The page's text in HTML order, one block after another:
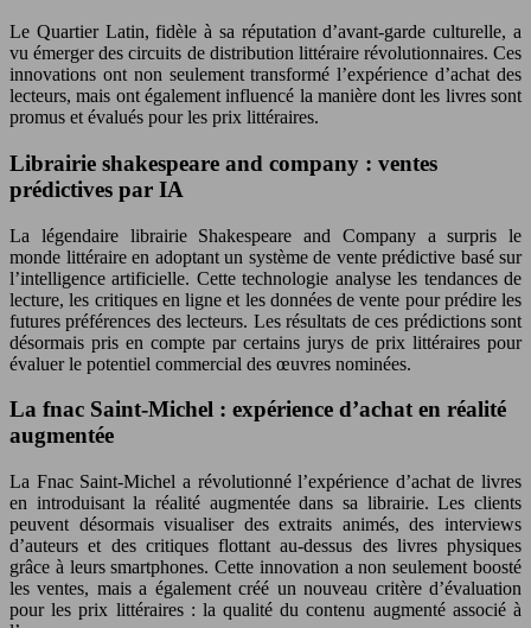
Le Quartier Latin, fidèle à sa réputation d’avant-garde culturelle, a
vu émerger des circuits de distribution littéraire révolutionnaires. Ces
innovations ont non seulement transformé l’expérience d’achat des
lecteurs, mais ont également influencé la manière dont les livres sont
promus et évalués pour les prix littéraires.
Librairie shakespeare and company : ventes
prédictives par IA
La légendaire librairie Shakespeare and Company a surpris le
monde littéraire en adoptant un système de vente prédictive basé sur
l’intelligence artificielle. Cette technologie analyse les tendances de
lecture, les critiques en ligne et les données de vente pour prédire les
futures préférences des lecteurs. Les résultats de ces prédictions sont
désormais pris en compte par certains jurys de prix littéraires pour
évaluer le potentiel commercial des œuvres nominées.
La fnac Saint-Michel : expérience d’achat en réalité
augmentée
La Fnac Saint-Michel a révolutionné l’expérience d’achat de livres
en introduisant la réalité augmentée dans sa librairie. Les clients
peuvent désormais visualiser des extraits animés, des interviews
d’auteurs et des critiques flottant au-dessus des livres physiques
grâce à leurs smartphones. Cette innovation a non seulement boosté
les ventes, mais a également créé un nouveau critère d’évaluation
pour les prix littéraires : la qualité du contenu augmenté associé à